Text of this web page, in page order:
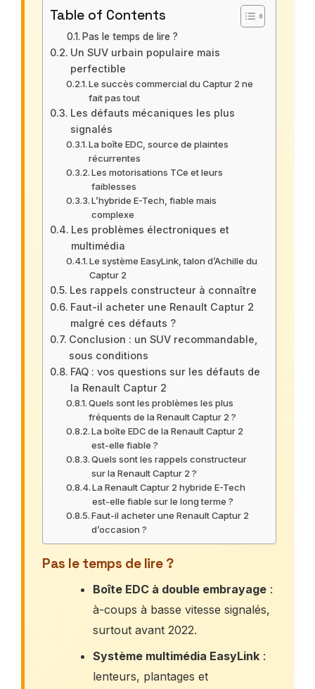
Table of Contents
Pas le temps de lire ?
Un SUV urbain populaire mais
perfectible
Le succès commercial du Captur 2 ne
fait pas tout
Les défauts mécaniques les plus
signalés
La boîte EDC, source de plaintes
récurrentes
Les motorisations TCe et leurs
faiblesses
L’hybride E-Tech, fiable mais
complexe
Les problèmes électroniques et
multimédia
Le système EasyLink, talon d’Achille du
Captur 2
Les rappels constructeur à connaître
Faut-il acheter une Renault Captur 2
malgré ces défauts ?
Conclusion : un SUV recommandable,
sous conditions
FAQ : vos questions sur les défauts de
la Renault Captur 2
Quels sont les problèmes les plus
fréquents de la Renault Captur 2 ?
La boîte EDC de la Renault Captur 2
est-elle fiable ?
Quels sont les rappels constructeur
sur la Renault Captur 2 ?
La Renault Captur 2 hybride E-Tech
est-elle fiable sur le long terme ?
Faut-il acheter une Renault Captur 2
d’occasion ?
Pas le temps de lire ?
Boîte EDC à double embrayage :
à-coups à basse vitesse signalés,
surtout avant 2022.
Système multimédia EasyLink :
lenteurs, plantages et